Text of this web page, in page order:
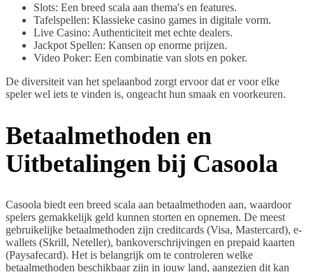
Slots: Een breed scala aan thema's en features.
Tafelspellen: Klassieke casino games in digitale vorm.
Live Casino: Authenticiteit met echte dealers.
Jackpot Spellen: Kansen op enorme prijzen.
Video Poker: Een combinatie van slots en poker.
De diversiteit van het spelaanbod zorgt ervoor dat er voor elke
speler wel iets te vinden is, ongeacht hun smaak en voorkeuren.
Betaalmethoden en
Uitbetalingen bij Casoola
Casoola biedt een breed scala aan betaalmethoden aan, waardoor
spelers gemakkelijk geld kunnen storten en opnemen. De meest
gebruikelijke betaalmethoden zijn creditcards (Visa, Mastercard), e-
wallets (Skrill, Neteller), bankoverschrijvingen en prepaid kaarten
(Paysafecard). Het is belangrijk om te controleren welke
betaalmethoden beschikbaar zijn in jouw land, aangezien dit kan